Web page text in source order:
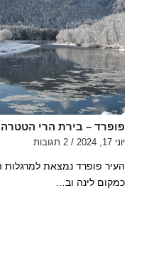
פופרד – בירת הרי הטטרה
יוני 17, 2024 / 2 תגובות
העיר פופרד נמצאת
כמקום לינה וב…